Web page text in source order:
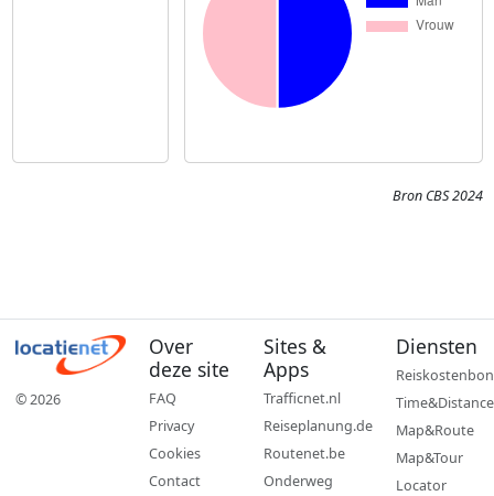
Bron CBS 2024
© 2026
Over
deze site
FAQ
Privacy
Cookies
Contact
Sites &
Apps
Trafficnet.nl
Reiseplanung.de
Routenet.be
Onderweg
Diensten
Reiskostenbon
Time&Distance
Map&Route
Map&Tour
Locator